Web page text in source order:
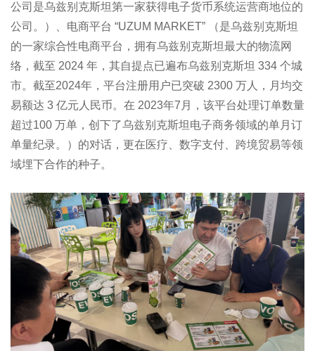
公司是乌兹别克斯坦第一家获得电子货币系统运营商地位的
公司。）、电商平台 “UZUM MARKET” （是乌兹别克斯坦
的一家综合性电商平台，拥有乌兹别克斯坦最大的物流网
络，截至 2024 年，其自提点已遍布乌兹别克斯坦 334 个城
市。截至2024年，平台注册用户已突破 2300 万人，月均交
易额达 3 亿元人民币。在 2023年7月，该平台处理订单数量
超过100 万单，创下了乌兹别克斯坦电子商务领域的单月订
单量纪录。）的对话，更在医疗、数字支付、跨境贸易等领
域埋下合作的种子。